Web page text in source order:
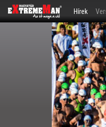
Hírek